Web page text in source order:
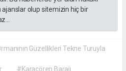
olup sitemizin hiç bir
Güzellikleri Tekne Turuyla
#Karacören Barajı